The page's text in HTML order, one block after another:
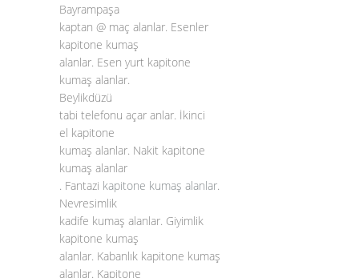
Bayrampaşa
kaptan @ maç alanlar. Esenler
kapitone kumaş
alanlar. Esen yurt kapitone
kumaş alanlar.
Beylikdüzü
tabi telefonu açar anlar. İkinci
el kapitone
kumaş alanlar. Nakit kapitone
kumaş alanlar
. Fantazi kapitone kumaş alanlar.
Nevresimlik
kadife kumaş alanlar. Giyimlik
kapitone kumaş
alanlar. Kabanlık kapitone kumaş
alanlar. Kapitone